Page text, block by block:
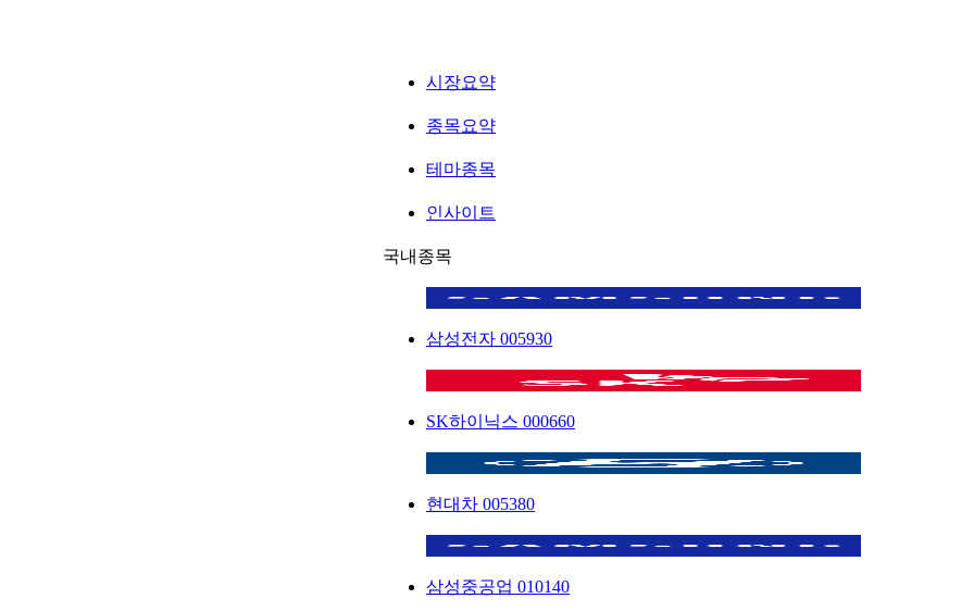
시장요약
종목요약
테마종목
인사이트
국내종목
삼성전자 005930
SK하이닉스 000660
현대차 005380
삼성중공업 010140